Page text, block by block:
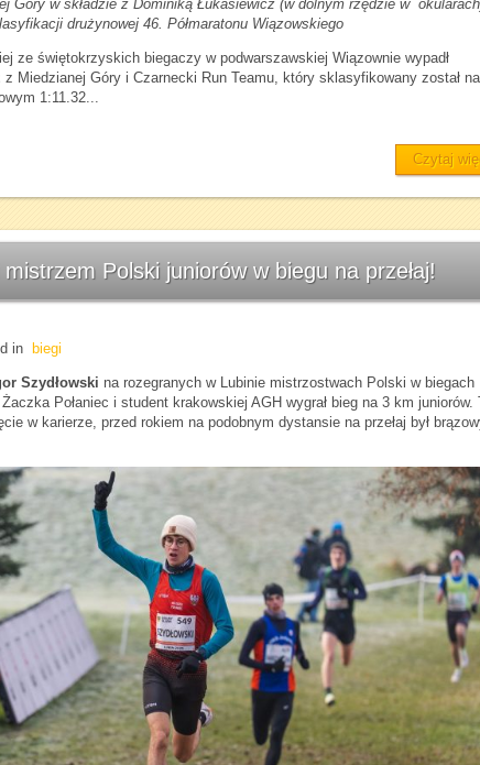
Góry w składzie z Dominiką Łukasiewicz (w dolnym rzędzie w
drużynowej 46. Półmaratonu Wiązowskiego
ze świętokrzyskich biegaczy w podwarszawskiej Wiązownie wypadł
z Miedzianej Góry i Czarnecki Run Teamu, który sklasyfikowany został
1:11.32...
Czytaj
mistrzem Polski juniorów w biegu na przełaj!
in biegi
Szydłowski na rozegranych w Lubinie mistrzostwach Polski w biegach
Połaniec i student krakowskiej AGH wygrał bieg na 3 km juniorów.
w karierze, przed rokiem na podobnym dystansie na przełaj był